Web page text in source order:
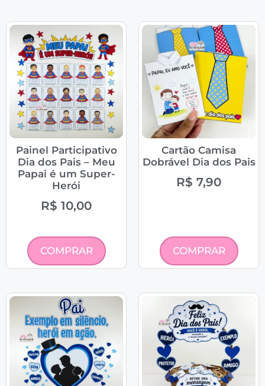
Painel Participativo
Dia dos Pais – Meu
Papai é um Super-
Herói
R$ 10,00
COMPRAR
Cartão Camisa
Dobrável Dia dos Pais
R$ 7,90
COMPRAR